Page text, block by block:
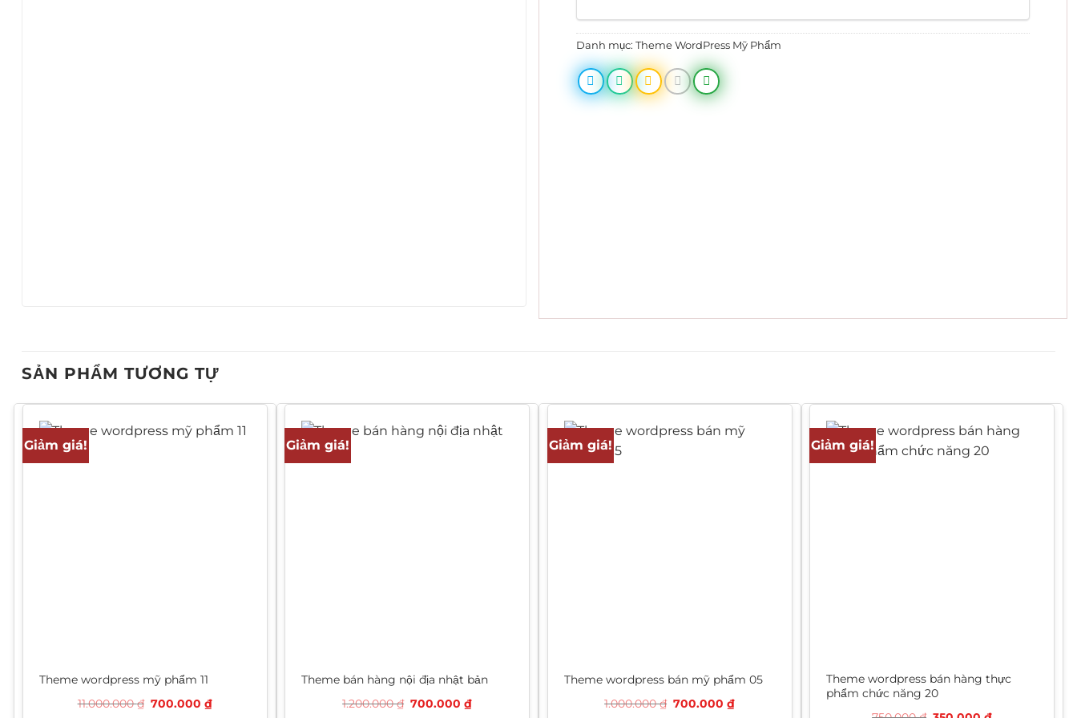
Danh mục:Theme WordPress Mỹ Phẩm
SẢN PHẨM TƯƠNG TỰ
Giảm giá!
Theme wordpress mỹ phẩm 11
11.000.000₫ Giá
700.000 ₫Giá
hiện
Giảm giá!
Theme bán hàng nội địa nhật bản
1.200.000₫ Giá
700.000₫Giá
Giảm giá!
Theme wordpress bán mỹ phẩm 05
1.000.000₫ Giá
700.000₫Giá
Giảm giá!
Theme wordpress bán hàng thực
phẩm chức năng 20